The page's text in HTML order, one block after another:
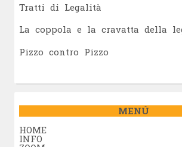
Tratti di Legalità
La coppola e la cravatta della
Pizzo contro Pizzo
MENÚ
HOME
INFO